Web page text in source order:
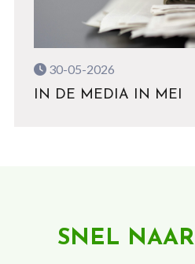
30-05-2026
IN DE MEDIA IN MEI
SNEL NAAR